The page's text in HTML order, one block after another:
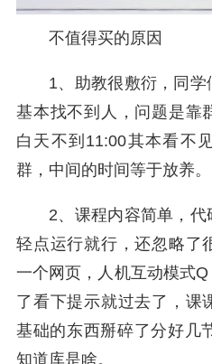
不值得买的原因
1、助教很敷衍，同
基本找不到人，问题是靠
白天不到11:00其本看不
群，中间的时间等于放养。
2、课程内容简单，
轻点运行就行，还忽略了
一个网页，人机互动模式
了看下提示就过去了，课
基础的东西掰碎了分好几
知道库是啥。